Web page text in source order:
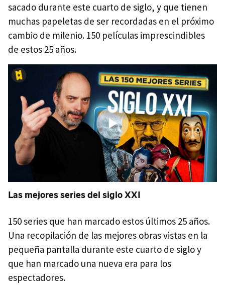
sacado durante este cuarto de siglo, y que tienen
muchas papeletas de ser recordadas en el próximo
cambio de milenio. 150 películas imprescindibles
de estos 25 años.
Las mejores series del siglo XXI
150 series que han marcado estos últimos 25 años.
Una recopilación de las mejores obras vistas en la
pequeña pantalla durante este cuarto de siglo y
que han marcado una nueva era para los
espectadores.